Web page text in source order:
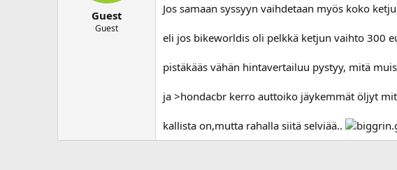
Guest
Guest
Jos samaan syssyyn vaihdetaan myös koko
eli jos bikeworldis oli pelkkä ketjun vaihto 300
pistäkääs vähän hintavertailuu pystyy, mitä
ja >hondacbr kerro auttoiko jäykemmät öljyt
kallista on,mutta rahalla siitä selviää..